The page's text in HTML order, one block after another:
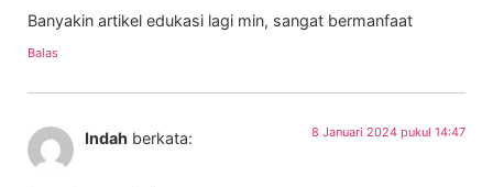
Banyakin artikel edukasi lagi min, sangat bermanfaat
Balas
Indah berkata: 8 Januari 2024 pukul 14:47